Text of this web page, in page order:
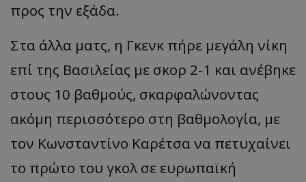
προς την εξάδα.
Στα άλλα ματς, η Γκενκ πήρε μεγάλη νίκη
επί της Βασιλείας με σκορ 2-1 και ανέβηκε
στους 10 βαθμούς, σκαρφαλώνοντας
ακόμη περισσότερο στη βαθμολογία, με
τον Κωνσταντίνο Καρέτσα να πετυχαίνει
το πρώτο του γκολ σε ευρωπαϊκή